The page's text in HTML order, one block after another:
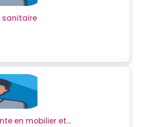
sanitaire
en mobilier et...